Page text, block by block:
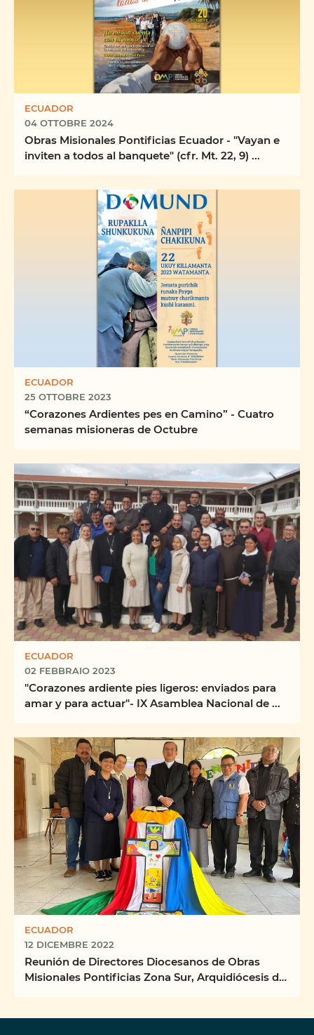
ECUADOR
04 OTTOBRE 2024
Obras Misionales Pontificias Ecuador - "Vayan e
inviten a todos al banquete" (cfr. Mt. 22, 9) ...
ECUADOR
25 OTTOBRE 2023
“Corazones Ardientes pes en Camino” - Cuatro
semanas misioneras de Octubre
ECUADOR
02 FEBBRAIO 2023
"Corazones ardiente pies ligeros: enviados para
amar y para actuar"- IX Asamblea Nacional de ...
ECUADOR
12 DICEMBRE 2022
Reunión de Directores Diocesanos de Obras
Misionales Pontificias Zona Sur, Arquidiócesis de